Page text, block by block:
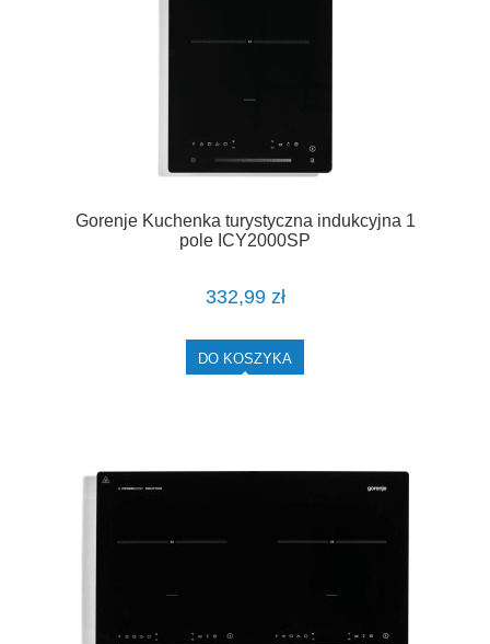
Gorenje Kuchenka turystyczna indukcyjna 1
pole ICY2000SP
332,99 zł
DO KOSZYKA